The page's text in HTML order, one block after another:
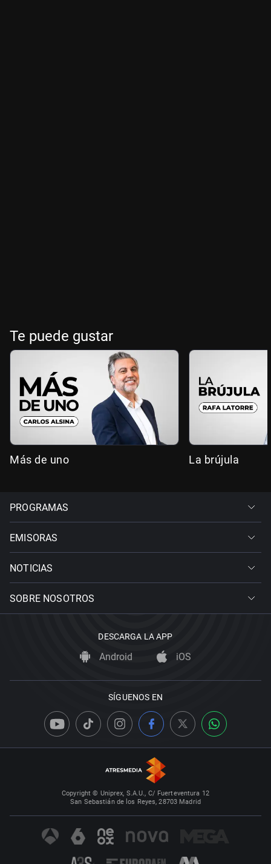
Te puede gustar
Más de uno La brújula
PROGRAMAS
EMISORAS
NOTICIAS
SOBRE NOSOTROS
DESCARGA LA APP
Android iOS
SÍGUENOS EN
Copyright © Uniprex, S.A.U., C/ Fuerteventura 12
San Sebastián de los Reyes, 28703 Madrid